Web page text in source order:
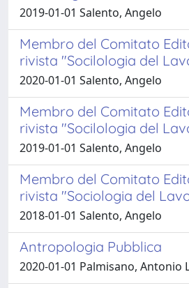
2019-01-01 Salento, Angelo
Membro del Comitato
rivista "Socilologia del
2020-01-01 Salento, Angelo
Membro del Comitato
rivista "Socilologia del
2019-01-01 Salento, Angelo
Membro del Comitato
rivista "Sociologia del
2018-01-01 Salento, Angelo
Antropologia Pubblica
2020-01-01 Palmisano, Antonio